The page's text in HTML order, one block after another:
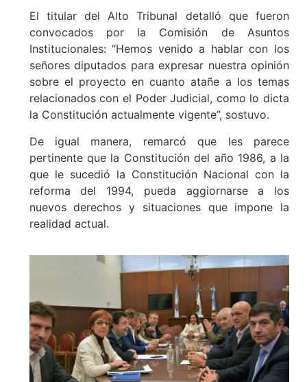
El titular del Alto Tribunal detalló que fueron
convocados por la Comisión de Asuntos
Institucionales: “Hemos venido a hablar con los
señores diputados para expresar nuestra opinión
sobre el proyecto en cuanto atañe a los temas
relacionados con el Poder Judicial, como lo dicta
la Constitución actualmente vigente”, sostuvo.
De igual manera, remarcó que les parece
pertinente que la Constitución del año 1986, a la
que le sucedió la Constitución Nacional con la
reforma del 1994, pueda aggiornarse a los
nuevos derechos y situaciones que impone la
realidad actual.